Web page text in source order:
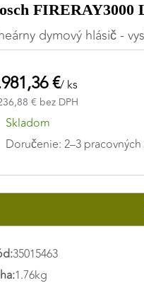
FIRERAY3000
dymový hlásič -
€/ ks
€ bez DPH
Skladom
Doručenie: 2–3
35015463
1.76kg